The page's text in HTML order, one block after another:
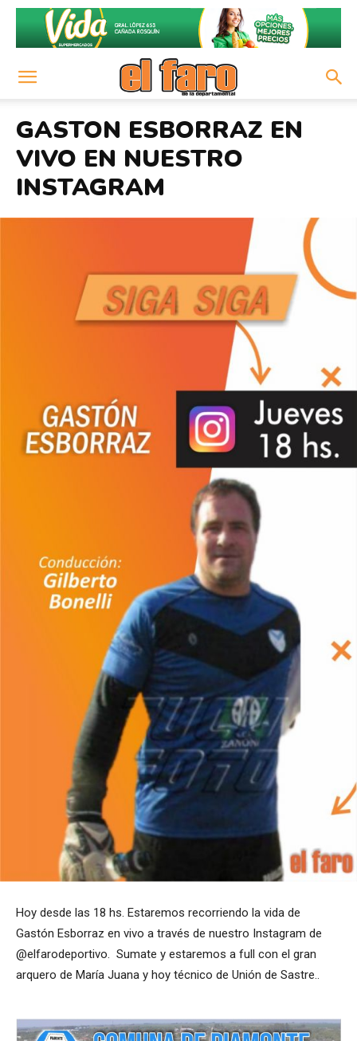
GASTON ESBORRAZ EN
VIVO EN NUESTRO
INSTAGRAM
Hoy desde las 18 hs. Estaremos recorriendo la vida de
Gastón Esborraz en vivo a través de nuestro Instagram de
@elfarodeportivo. Sumate y estaremos a full con el gran
arquero de María Juana y hoy técnico de Unión de Sastre..